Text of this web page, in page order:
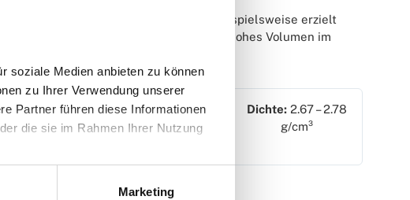
soziale Medien anbieten zu können
zu Ihrer Verwendung unserer
Partner führen diese Informationen
die sie im Rahmen Ihrer Nutzung
Marketing
Wirtschaftsfaktor dar. Kolumbien beispielsweise erzielt
Parallel dazu existiert ein ähnlich hohes Volumen im
Mohs-Härte:7.5 –
8
Dichte:2.67 – 2.78
g/cm³